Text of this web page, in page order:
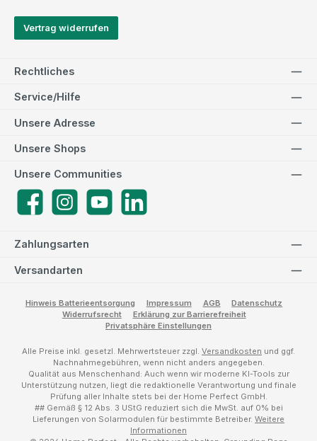
Vertrag widerrufen
Rechtliches
Service/Hilfe
Zahlungsarten
Versandarten
Unsere Adresse
Unsere Communities
FacebookInstagramYouTube
Unsere Shops
Hinweis Batterieentsorgung Impressum AGB
Datenschutz
Widerrufsrecht
Erklärung zur Barrierefreiheit
Privatsphäre Einstellungen
Alle Preise inkl. gesetzl. Mehrwertsteuer zzgl. Versandkosten und ggf.
Nachnahmegebühren, wenn nicht anders angegeben.
Qualität aus Menschenhand: Auch wenn wir moderne KI-Tools zur
Unterstützung nutzen, liegt die redaktionelle Verantwortung und finale
Prüfung aller Inhalte stets bei der Home Perfect GmbH.
## Gemäß § 12 Abs. 3 UStG reduziert sich die MwSt. auf 0% bei
Lieferungen von Solarmodulen für bestimmte Betreiber. Weitere
Informationen